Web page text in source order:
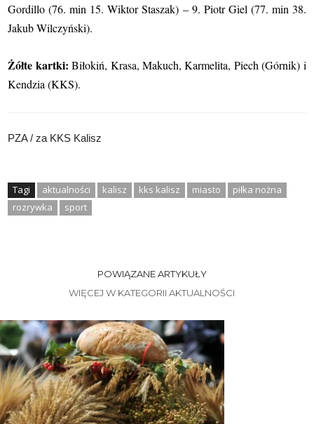
Gordillo (76. min 15. Wiktor Staszak) – 9. Piotr Giel (77. min 38.
Jakub Wilczyński).
Żółte kartki:Biłokiń, Krasa, Makuch, Karmelita, Piech (Górnik) i
Kendzia (KKS).
PZA / za KKS Kalisz
Tagi aktualności kalisz kks kalisz miasto
piłka nożna
rozrywka
sport
POWIĄZANE ARTYKUŁY
WIĘCEJ W KATEGORII AKTUALNOŚCI